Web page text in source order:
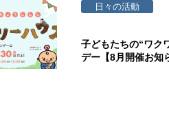
日々の活動
子どもたちの“ワク
デー【8月開催お知